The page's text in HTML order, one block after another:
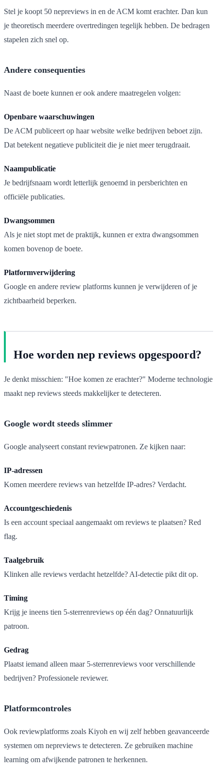
Stel je koopt 50 nepreviews in en de ACM komt erachter. Dan kun
je theoretisch meerdere overtredingen tegelijk hebben. De bedragen
stapelen zich snel op.
Andere consequenties
Naast de boete kunnen er ook andere maatregelen volgen:
Openbare waarschuwingen
De ACM publiceert op haar website welke bedrijven beboet zijn.
Dat betekent negatieve publiciteit die je niet meer terugdraait.
Naampublicatie
Je bedrijfsnaam wordt letterlijk genoemd in persberichten en
officiële publicaties.
Dwangsommen
Als je niet stopt met de praktijk, kunnen er extra dwangsommen
komen bovenop de boete.
Platformverwijdering
Google en andere review platforms kunnen je verwijderen of je
zichtbaarheid beperken.
Hoe worden nep reviews opgespoord?
Je denkt misschien: "Hoe komen ze erachter?" Moderne technologie
maakt nep reviews steeds makkelijker te detecteren.
Google wordt steeds slimmer
Google analyseert constant reviewpatronen. Ze kijken naar:
IP-adressen
Komen meerdere reviews van hetzelfde IP-adres? Verdacht.
Accountgeschiedenis
Is een account speciaal aangemaakt om reviews te plaatsen? Red
flag.
Taalgebruik
Klinken alle reviews verdacht hetzelfde? AI-detectie pikt dit op.
Timing
Krijg je ineens tien 5-sterrenreviews op één dag? Onnatuurlijk
patroon.
Gedrag
Plaatst iemand alleen maar 5-sterrenreviews voor verschillende
bedrijven? Professionele reviewer.
Platformcontroles
Ook reviewplatforms zoals Kiyoh en wij zelf hebben geavanceerde
systemen om nepreviews te detecteren. Ze gebruiken machine
learning om afwijkende patronen te herkennen.